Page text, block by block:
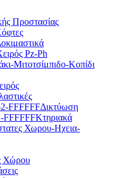
Προστασίας
Pz-Ph
Μιτοτσίμπιδο-Κοπίδι
Δικτύωση
Κτηριακά
Χωρου-Ηχεια-
Χώρου